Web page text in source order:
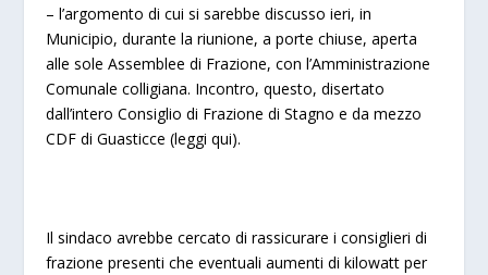
– l’argomento di cui si sarebbe discusso ieri, in
Municipio, durante la riunione, a porte chiuse, aperta
alle sole Assemblee di Frazione, con l’Amministrazione
Comunale colligiana. Incontro, questo, disertato
dall’intero Consiglio di Frazione di Stagno e da mezzo
CDF di Guasticce (leggi qui).
Il sindaco avrebbe cercato di rassicurare i consiglieri di
frazione presenti che eventuali aumenti di kilowatt per